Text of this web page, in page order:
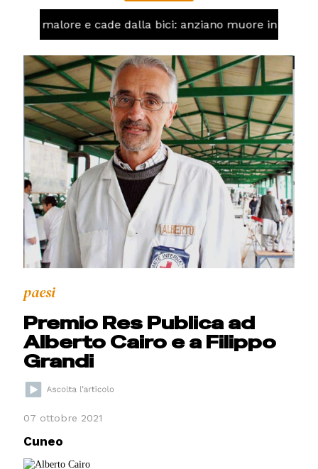
un malore e cade dalla bici: anziano muore in corso
paesi
Premio Res Publica ad
Alberto Cairo e a Filippo
Grandi
07 ottobre 2021
Cuneo